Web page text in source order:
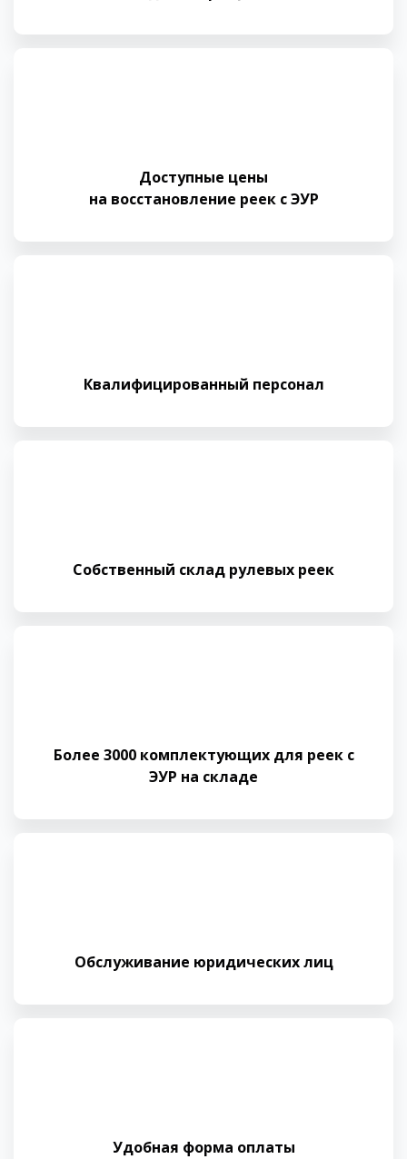
Доступные цены
на восстановление реек с ЭУР
Квалифициро­ванный персонал
Собственный склад рулевых реек
Более 3000 комплектующих для реек с
ЭУР на складе
Обслуживание юридических лиц
Удобная форма оплаты